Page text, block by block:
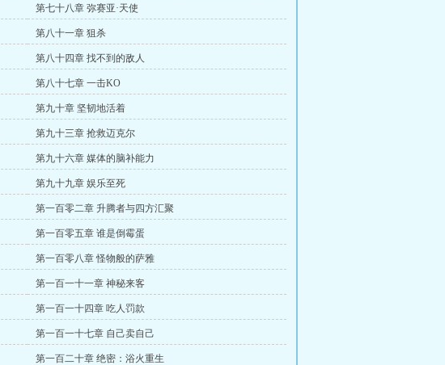
第七十八章 弥赛亚·天使
第八十一章 狙杀
第八十四章 找不到的敌人
第八十七章 一击KO
第九十章 坚韧地活着
第九十三章 抢救迈克尔
第九十六章 媒体的脑补能力
第九十九章 娱乐至死
第一百零二章 升腾者与四方汇聚
第一百零五章 谁是倒霉蛋
第一百零八章 怪物般的萨雅
第一百一十一章 神秘来客
第一百一十四章 吃人罚款
第一百一十七章 自己卖自己
第一百二十章 绝密：浴火重生